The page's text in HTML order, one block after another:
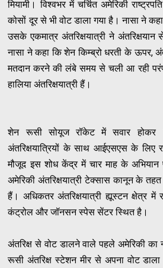
मियामी। विश्वभर में चर्चित अमेरिकी
कोसों दूर से भी वोट डाला गया है। नासा ने
उसके एकमात्र अंतरिक्षयात्री ने अंतरिक्षयान
नासा ने कहा कि शेन किम्ब्रो धरती के ऊपर,
मतदान करने की लंबे समय से चली आ रही
हालिया अंतरिक्षयात्री हैं।
शेन रूसी सोयूज रॉकेट में सवार होकर
अंतरिक्षयात्रियों के साथ आईएसएस के लिए
मौजूद इस शोध केंद्र में चार माह के
अमेरिकी अंतरिक्षयात्री टेक्सास कानून के
हैं। अधिकतर अंतरिक्षयात्री ह्यूस्टन क्षेत्र
कंट्रोल और जॉनसन स्पेस सेंटर स्थित है।
अंतरिक्ष से वोट डालने वाले पहले अमेरिकी का
रूसी अंतरिक्ष स्टेशन मीर से अपना वोट